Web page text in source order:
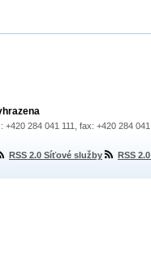
+420 284 041 111, fax: +420 284
RSS 2.0 Síťové služby RSS